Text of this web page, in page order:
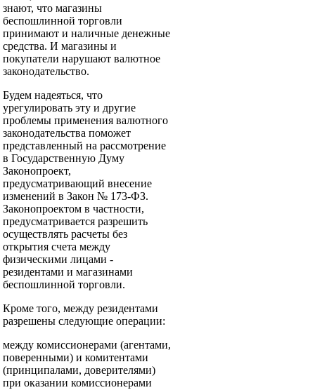
знают, что магазины
беспошлинной торговли
принимают и наличные денежные
средства. И магазины и
покупатели нарушают валютное
законодательство.
Будем надеяться, что
урегулировать эту и другие
проблемы применения валютного
законодательства поможет
представленный на рассмотрение
в Государственную Думу
Законопроект,
предусматривающий внесение
изменений в Закон № 173-ФЗ.
Законопроектом в частности,
предусматривается разрешить
осуществлять расчеты без
открытия счета между
физическими лицами -
резидентами и магазинами
беспошлинной торговли.
Кроме того, между резидентами
разрешены следующие операции:
между комиссионерами (агентами,
поверенными) и комитентами
(принципалами, доверителями)
при оказании комиссионерами